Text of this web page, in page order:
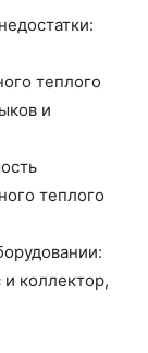
теплого
и
теплого
коллектор,